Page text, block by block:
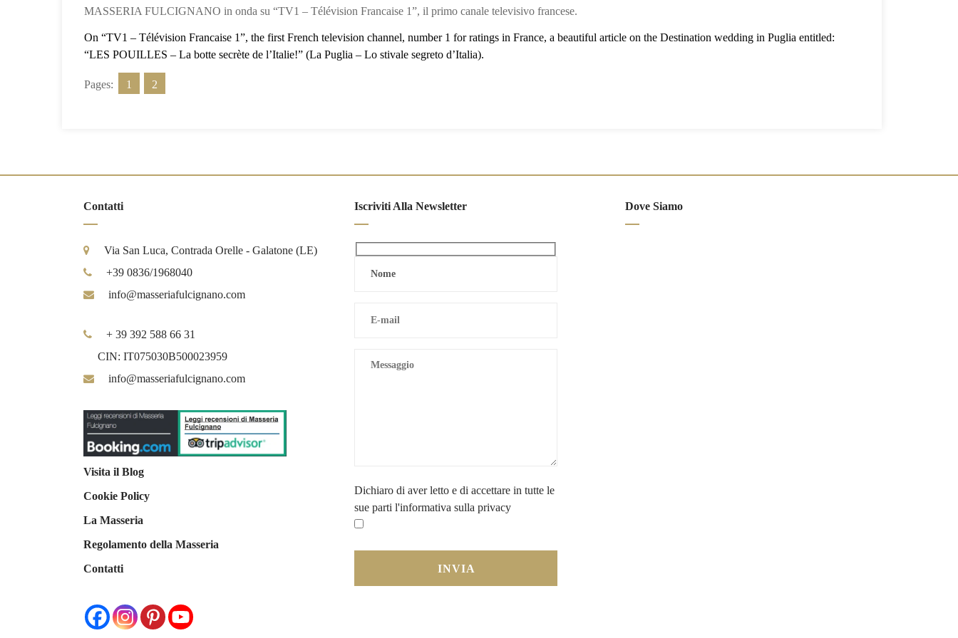
MASSERIA FULCIGNANO in onda su “TV1 – Télévision Francaise 1”, il primo canale televisivo francese.
On “TV1 – Télévision Francaise 1”, the first French television channel, number 1 for ratings in France, a beautiful article on the Destination wedding in Puglia entitled:
“LES POUILLES – La botte secrète de l’Italie!” (La Puglia – Lo stivale segreto d’Italia).
Pages: 1 2
Contatti
Via San Luca, Contrada Orelle - Galatone (LE)
+39 0836/1968040
info@masseriafulcignano.com
+ 39 392 588 66 31
CIN: IT075030B500023959
info@masseriafulcignano.com
Visita il Blog
Cookie Policy
La Masseria
Regolamento della Masseria
Contatti
Iscriviti Alla Newsletter
Dichiaro di aver letto e di accettare in tutte le
sue parti l'informativa sulla privacy
Dove Siamo